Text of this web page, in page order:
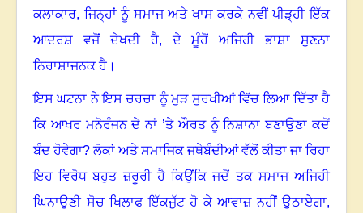
ਕਲਾਕਾਰ, ਜਿਨ੍ਹਾਂ ਨੂੰ ਸਮਾਜ ਅਤੇ ਖਾਸ ਕਰਕੇ ਨਵੀਂ ਪੀੜ੍ਹੀ ਇੱਕ
ਆਦਰਸ਼ ਵਜੋਂ ਦੇਖਦੀ ਹੈ,ਦੇ ਮੂੰਹੋਂ ਅਜਿਹੀ ਭਾਸ਼ਾ ਸੁਣਨਾ
ਨਿਰਾਸ਼ਾਜਨਕ ਹੈ।
ਇਸ ਘਟਨਾ ਨੇ ਇਸ ਚਰਚਾ ਨੂੰ ਮੁੜ ਸੁਰਖੀਆਂ ਵਿੱਚ ਲਿਆ ਦਿੱਤਾ ਹੈ
ਕਿ ਆਖਰ ਮਨੋਰੰਜਨ ਦੇ ਨਾਂ ’ਤੇ ਔਰਤ ਨੂੰ ਨਿਸ਼ਾਨਾ ਬਣਾਉਣਾ ਕਦੋਂ
ਬੰਦ ਹੋਵੇਗਾ?ਲੋਕਾਂ ਅਤੇ ਸਮਾਜਿਕ ਜਥੇਬੰਦੀਆਂ ਵੱਲੋਂ ਕੀਤਾ ਜਾ ਰਿਹਾ
ਇਹ ਵਿਰੋਧ ਬਹੁਤ ਜ਼ਰੂਰੀ ਹੈ ਕਿਉਂਕਿ ਜਦੋਂ ਤਕ ਸਮਾਜ ਅਜਿਹੀ
ਘਿਨਾਉਣੀ ਸੋਚ ਖਿਲਾਫ ਇੱਕਜੁੱਟ ਹੋ ਕੇ ਆਵਾਜ਼ ਨਹੀਂ ਉਠਾਏਗਾ,